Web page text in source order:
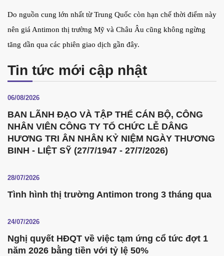
Do nguồn cung lớn nhất từ Trung Quốc còn hạn chế thời điểm này
nên giá Antimon thị trường Mỹ và Châu Âu cũng không ngừng
tăng dần qua các phiên giao dịch gần đây.
Tin tức mới cập nhật
06/08/2026
BAN LÃNH ĐẠO VÀ TẬP THỂ CÁN BỘ, CÔNG
NHÂN VIÊN CÔNG TY TỔ CHỨC LỄ DÂNG
HƯƠNG TRI ÂN NHÂN KỶ NIỆM NGÀY THƯƠNG
BINH - LIỆT SỸ (27/7/1947 - 27/7/2026)
28/07/2026
Tình hình thị trường Antimon trong 3 tháng qua
24/07/2026
Nghị quyết HĐQT về việc tạm ứng cổ tức đợt 1
năm 2026 bằng tiền với tỷ lệ 50%